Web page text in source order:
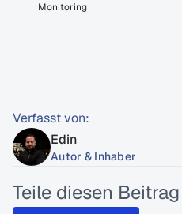
Monitoring
Verfasst von:
Edin
Autor & Inhaber
Teile diesen Beitrag